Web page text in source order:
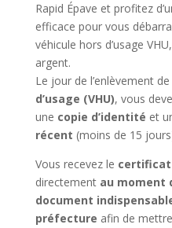
Rapid Épave et profitez
efficace pour vous
véhicule hors d’usage
argent.
Le jour de l’enlèvement
d’usage (VHU), vous
une copie d’identité et
récent (moins de 15
Vous recevez le
directement au moment
document
préfecture afin de